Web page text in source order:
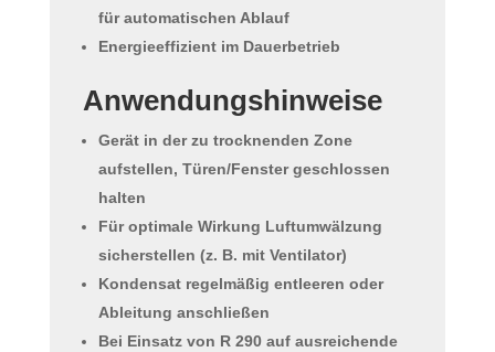
für automatischen Ablauf
Energieeffizientim Dauerbetrieb
Anwendungshinweise
Gerät in der zu trocknenden Zone
aufstellen, Türen/Fenster geschlossen
halten
Für optimale Wirkung Luftumwälzung
sicherstellen (z. B. mit Ventilator)
Kondensatregelmäßig entleeren oder
Ableitung anschließen
Bei Einsatz von R 290auf ausreichende